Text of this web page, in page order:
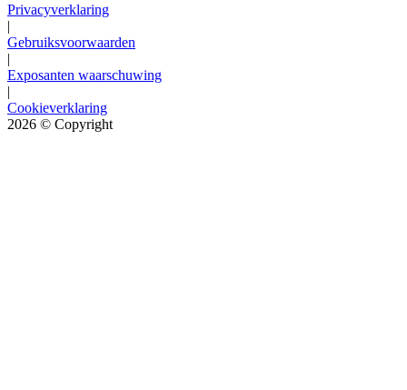
Privacyverklaring
|
Gebruiksvoorwaarden
|
Exposanten waarschuwing
|
Cookieverklaring
2026 © Copyright